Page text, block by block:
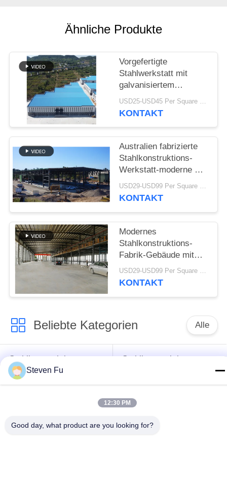
STÖRUNGS-
LÖSUNG
BLOG
SITEMAP
PRIVACY
POLICY
Ähnliche Produkte
Vorgefertigte
Stahlwerkstatt mit
galvanisiertem
Portalrahmen
USD25-USD45 Per Square Meter MOQ:200 Quadratmeter
KONTAKT
Australien fabrizierte
Stahlkonstruktions-
Werkstatt-moderne Art
Binder-Dach vor
USD29-USD99 Per Square Meter MOQ:500 Quadratmeter
KONTAKT
Modernes
Stahlkonstruktions-
Fabrik-Gebäude mit
Mezzanin-
Metallwerkstatt-Bau
USD29-USD99 Per Square Meter MOQ:500 Quadratmeter
KONTAKT
Beliebte Kategorien Alle
Stahlkonstruktion
Lager
Stahlkonstruktions-
Vorfabrizierte
Steven Fu
12:30 PM
Good day, what product are you looking for?